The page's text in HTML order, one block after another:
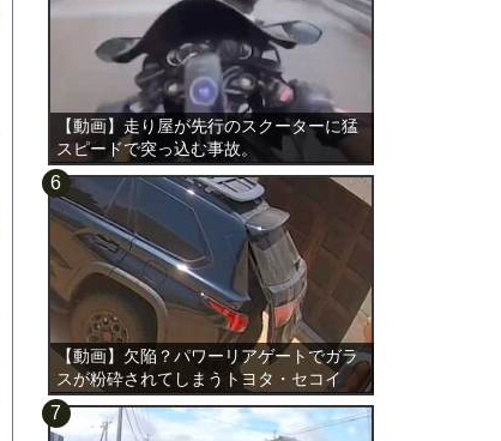
【動画】走り屋が先行のスクーターに猛
スピードで突っ込む事故。
【動画】欠陥？パワーリアゲートでガラ
スが粉砕されてしまうトヨタ・セコイ
ア。